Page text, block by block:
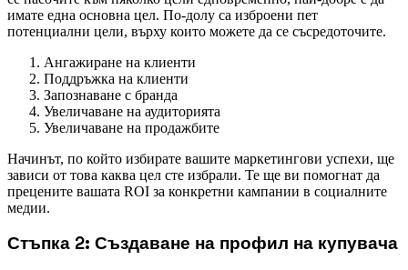
имате една основна цел. По-долу са изброени пет
потенциални цели, върху които можете да се съсредоточите.
Ангажиране на клиенти
Поддръжка на клиенти
Запознаване с бранда
Увеличаване на аудиторията
Увеличаване на продажбите
Начинът, по който избирате вашите маркетингови успехи, ще
зависи от това каква цел сте избрали. Те ще ви помогнат да
прецените вашата ROI за конкретни кампании в социалните
медии.
Стъпка 2: Създаване на профил на купувача